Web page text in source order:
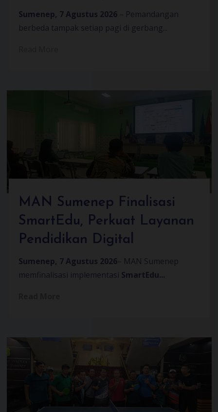
Sumenep, 7 Agustus 2026– Pemandangan
berbeda tampak setiap pagi di gerbang...
MAN Sumenep Finalisasi
SmartEdu, Perkuat Layanan
Pendidikan Digital
Sumenep, 7 Agustus 2026– MAN Sumenep
memfinalisasi implementasi SmartEdu...